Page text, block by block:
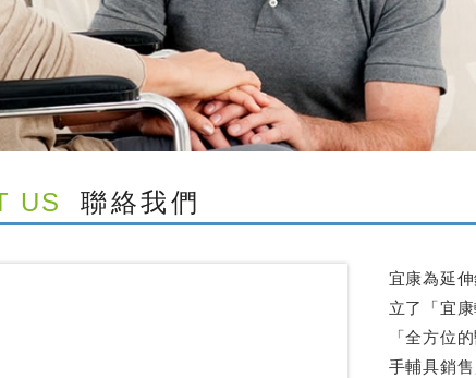
US 聯絡我們
宜康為延
立了「宜
「全方位
手輔具銷